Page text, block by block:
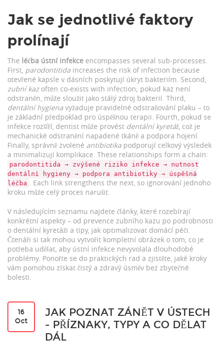
Jak se jednotlivé faktory
prolínají
The léčba ústní infekce encompasses several sub‑processes.
First, parodontitida increases the risk of infection because
otevřené kapsle v dásních poskytují úkryt bakteriím. Second,
zubní kazoften co‑exists with infection; pokud kaz není
odstraněn, může sloužit jako stálý zdroj bakterií. Third,
dentální hygiena vyžaduje pravidelné odstraňování plaku – to
je základní předpoklad pro úspěšnou terapii. Fourth, pokud se
infekce rozšíří, dentist může provést dentální kyretáž, což je
mechanické odstranění napadené tkáně a podpora hojení.
Finally, správně zvolené antibiotika podporují celkový výsledek
a minimalizují komplikace. These relationships form a chain:
parodontitida → zvýšené riziko infekce → nutnost
dentální hygieny → podpora antibiotiky → úspěšná
léčba . Each link strengthens the next, so ignorování jednoho
kroku může celý proces narušit.
V následujícím seznamu najdete články, které rozebírají
konkrétní aspekty – od prevence zubního kazu po podrobnosti
o dentální kyretáži a tipy, jak optimalizovat domácí péči.
Čtenáři si tak mohou vytvořit kompletní obrázek o tom, co je
potřeba udělat, aby ústní infekce nevyvolala dlouhodobé
problémy. Ponořte se do praktických rad a zjistěte, jaké kroky
vám pomohou získat čistý a zdravý úsměv bez zbytečné
bolesti.
16
Oct
JAK POZNAT ZÁNĚT V ÚSTECH
- PŘÍZNAKY, TYPY A CO DĚLAT
DÁL